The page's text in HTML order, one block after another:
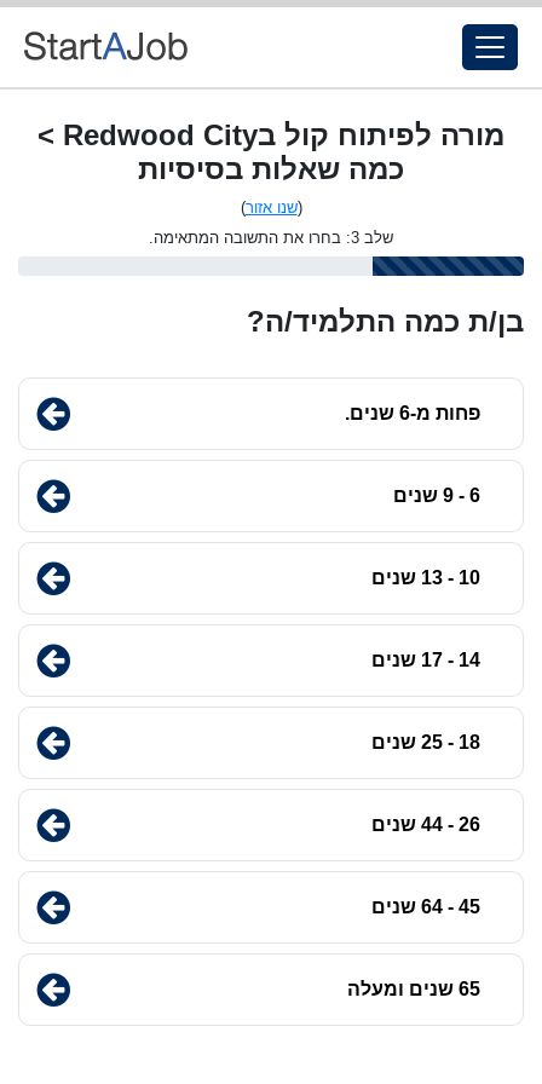
מורה לפיתוח קול בRedwood City >
כמה שאלות בסיסיות
(שנו אזור)
שלב 3: בחרו את התשובה המתאימה.
בן/ת כמה התלמיד/ה?
פחות מ-6 שנים.
6 - 9 שנים
10 - 13 שנים
14 - 17 שנים
18 - 25 שנים
26 - 44 שנים
45 - 64 שנים
65 שנים ומעלה